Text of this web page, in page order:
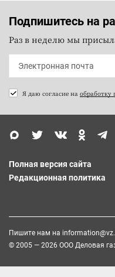
Подпишитесь на
Раз в неделю мы
Я даю согласие на обработку
Полная версия сайта
Редакционная политика
Пишите нам на
© 2005 — 2026 ООО Деловая